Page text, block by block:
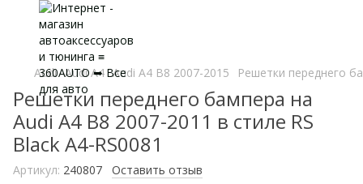
Audi Audi A4 Audi A4 B8 2007-2015 Решетки переднего
Решетки переднего бампера на
Audi A4 B8 2007-2011 в стиле RS
Black A4-RS0081
Артикул: 240807 Оставить отзыв